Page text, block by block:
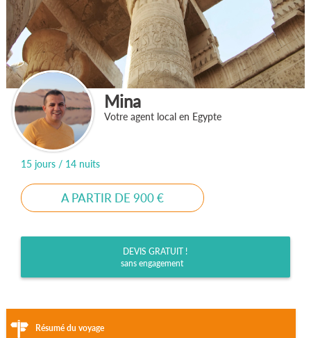
Mina
Votre agent local en Egypte
15 jours / 14 nuits
A PARTIR DE 900 €
DEVIS GRATUIT !
sans engagement
Résumé du voyage